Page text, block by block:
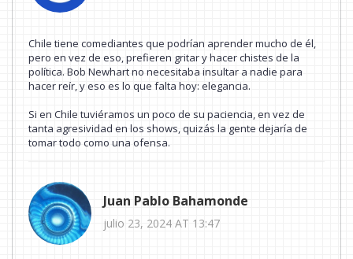
Chile tiene comediantes que podrían aprender mucho de él,
pero en vez de eso, prefieren gritar y hacer chistes de la
política. Bob Newhart no necesitaba insultar a nadie para
hacer reír, y eso es lo que falta hoy: elegancia.
Si en Chile tuviéramos un poco de su paciencia, en vez de
tanta agresividad en los shows, quizás la gente dejaría de
tomar todo como una ofensa.
Juan Pablo Bahamonde
julio 23, 2024 AT 13:47